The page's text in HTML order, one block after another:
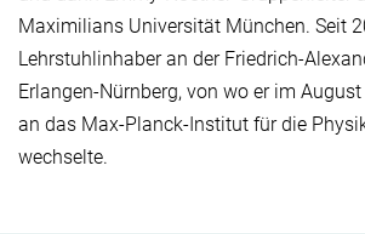
Maximilians Universität München. Seit
Lehrstuhlinhaber an der Friedrich-
Erlangen-Nürnberg, von wo er im
an das Max-Planck-Institut für die
wechselte.